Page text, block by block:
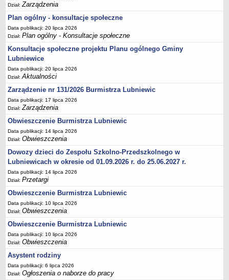
Terminy posiedzeń Rady
Głosowania
Protokoły z posiedzeń Rady Miejskiej
Składy Komisji
Terminy posiedzeń Komisji
Plan pracy Komisji Rewizyjnej
Plan pracy pozostałych Komisji
Oświadczenia majątkowe
Interpelacje radnych wraz z odpowiedziami
Zapytania radnych wraz z odpowiedziami
Apele
JEDNOSTKI ORGANIZACYJNE
Biblioteka - Centrum Kultury
Zespół Szkolno-Przedszkolny
Miejsko-Gminny Ośrodek Pomocy Społecznej
Zakład Gospodarki Komunalnej
Środowiskowy Dom Samopomocy
MAJĄTEK I FINANSE
Budżet Gminy
Majątek Gminy
Sprawozdania z wykonania budżetu - kwartalne
Dział:Zarządzenia
Plan ogólny - konsultacje społeczne
Data publikacji: 20 lipca 2026
Dział:Plan ogólny - Konsultacje społeczne
Konsultacje społeczne projektu Planu ogólnego Gminy
Lubniewice
Data publikacji: 20 lipca 2026
Dział:Aktualności
Zarządzenie nr 131/2026 Burmistrza Lubniewic
Data publikacji: 17 lipca 2026
Dział:Zarządzenia
Obwieszczenie Burmistrza Lubniewic
Data publikacji: 14 lipca 2026
Dział:Obwieszczenia
Dowozy dzieci do Zespołu Szkolno-Przedszkolnego w
Lubniewicach w okresie od 01.09.2026 r. do 25.06.2027 r.
Data publikacji: 14 lipca 2026
Dział:Przetargi
Obwieszczenie Burmistrza Lubniewic
Data publikacji: 10 lipca 2026
Dział:Obwieszczenia
Obwieszczenie Burmistrza Lubniewic
Data publikacji: 10 lipca 2026
Dział:Obwieszczenia
Asystent rodziny
Data publikacji: 6 lipca 2026
Dział:Ogłoszenia o naborze do pracy